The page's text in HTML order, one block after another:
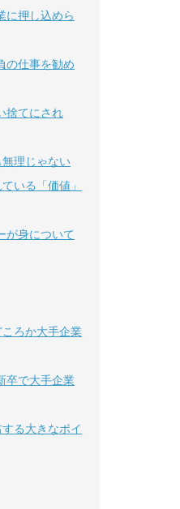
に押し込めら
の仕事を勧め
捨てにされ
理じゃない
いる「価値」
が身について
ろか大手企業
卒で大手企業
る大きなポイ